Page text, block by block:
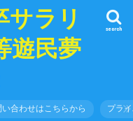
サラリ
遊民夢
search
い合わせはこちらから プラ